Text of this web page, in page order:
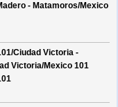
- Matamoros/Mexico
Ciudad Victoria -
Victoria/Mexico 101